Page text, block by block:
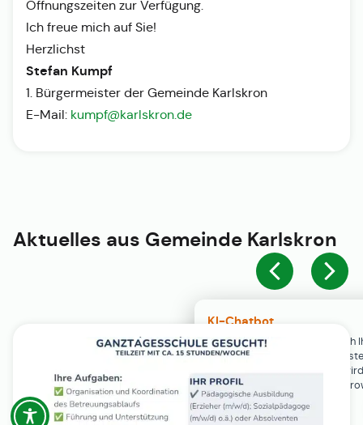
KI-Chatbot
Der KI-Chatbot steht erst nach
Einwilligung in den Cookie-
Verfügung. Der Chat-Verlauf
ausschließlich lokal in Ihrem
gespeichert.
Öffnungszeiten zur Verfügung.
Ich freue mich auf Sie!
Herzlichst
Stefan Kumpf
1. Bürgermeister der Gemeinde Karlskron
E-Mail: kumpf@karlskron.de
Aktuelles aus Gemeinde Karlskron